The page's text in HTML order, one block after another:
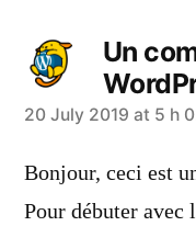
Un
says:
20 July 2019 at 5 h
Bonjour, ceci est
Pour débuter